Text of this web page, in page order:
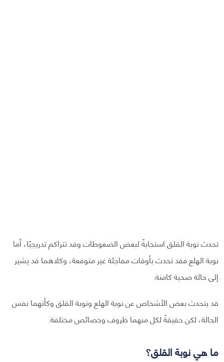
تحدث نوبة القلق استجابةً لبعض الضغوطات وقد تتراكم تدريجيًا، أما
نوبة الهلع فقد تحدث بأوقات مفاجئة غير متوقعة، وكلاهما قد يشير
إلى حالة صحية كامنة.
قد يتحدث بعض الأشخاص عن نوبة الهلع ونوبة القلق وكأنهما نفس
الحالة، لكن حقيقةً لكل منهما ظروف وخصائص مختلفة.
ما هي نوبة القلق؟